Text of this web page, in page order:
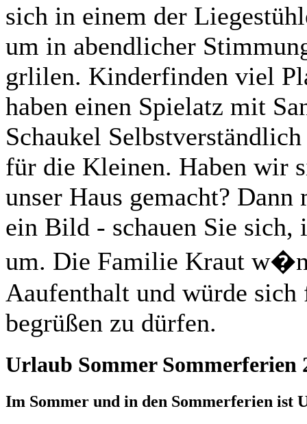
sich in einem der
um in abendlicher
grlilen. Kinderfinden viel
haben einen Spielatz mit
Schaukel
für die Kleinen. Haben wir
unser Haus gemacht? Dann
ein Bild - schauen Sie sich,
um. Die Familie Kraut
Aaufenthalt und würde
begrüßen zu dürfen.
Urlaub Sommer Sommerferien
Im Sommer und in den Sommerferien ist